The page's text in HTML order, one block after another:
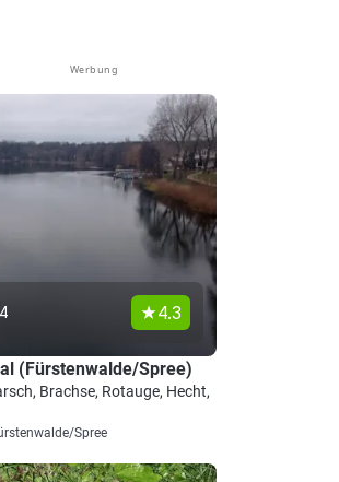
Werbung
4.3
(Fürstenwalde/Spree)
Brachse, Rotauge, Hecht,
Spree